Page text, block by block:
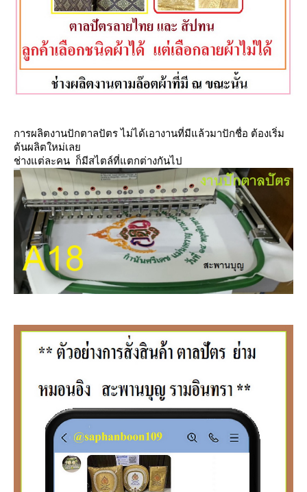
การผลิตงานปักตาลปัตร ไม่ได้เอางานที่มีแล้วมาปักชื่อ ต้องเริ่ม
ต้นผลิตใหม่เล
ช่างแต่ละคน ก็มีสไตล์ที่แตกต่างกันไป